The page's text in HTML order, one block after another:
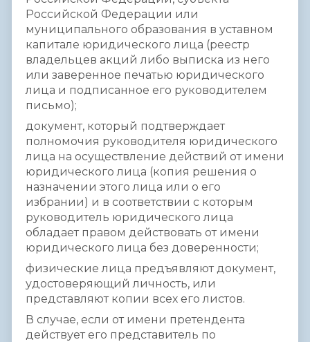
Российской Федерации или
муниципального образования в уставном
капитале юридического лица (реестр
владельцев акций либо выписка из него
или заверенное печатью юридического
лица и подписанное его руководителем
письмо);
документ, который подтверждает
полномочия руководителя юридического
лица на осуществление действий от имени
юридического лица (копия решения о
назначении этого лица или о его
избрании) и в соответствии с которым
руководитель юридического лица
обладает правом действовать от имени
юридического лица без доверенности;
физические лица предъявляют документ,
удостоверяющий личность, или
представляют копии всех его листов.
В случае, если от имени претендента
действует его представитель по